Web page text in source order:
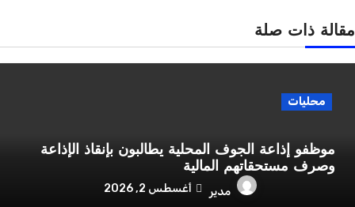
مقالة ذات صلة
محليات
موظفو إذاعة الجوف المحلية يطالبون بإنقاذ الإذاعة
وصرف مستحقاتهم المالية
مدير أغسطس 2, 2026